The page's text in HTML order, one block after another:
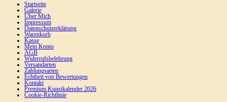
Startseite
Galerie
Über Mich
Impressum
Datenschutzerklärung
Warenkorb
Kasse
Mein Konto
AGB
Widerrufsbelehrung
Versandarten
Zahlungsarten
Echtheit von Bewertungen
Kontakt
Premium Kunstkalender 2026
Cookie-Richtlinie